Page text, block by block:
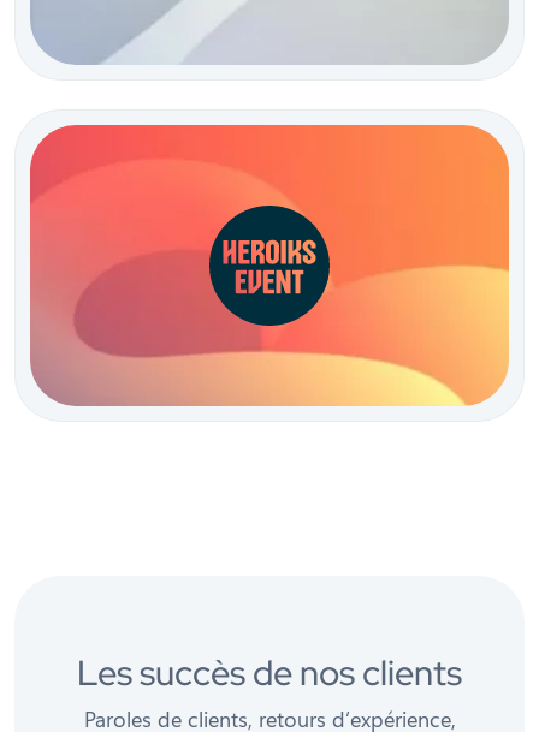
L’Agence de communication événementielle
Les succès de nos clients
Paroles de clients, retours d’expérience,